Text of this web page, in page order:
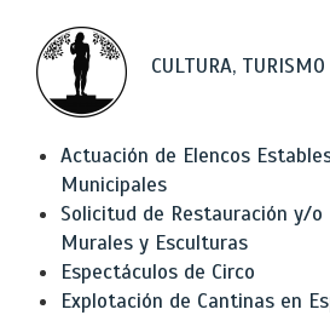
CULTURA, TURISMO
Actuación de Elencos
Municipales
Solicitud de Restauración y/o
Murales y Esculturas
Espectáculos de Circo
Explotación de Cantinas en